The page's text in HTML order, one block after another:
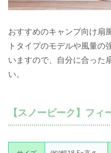
おすすめのキャンプ向け扇
トタイプのモデルや風量の
いますので、自分に合った
い。
【スノーピーク】フィ